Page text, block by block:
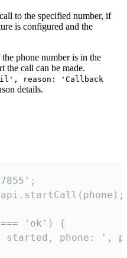
to the specified number, if
is configured and the
phone number is in the
the call can be made.
reason: 'Callback
details.
'ok') {
started, phone: ',